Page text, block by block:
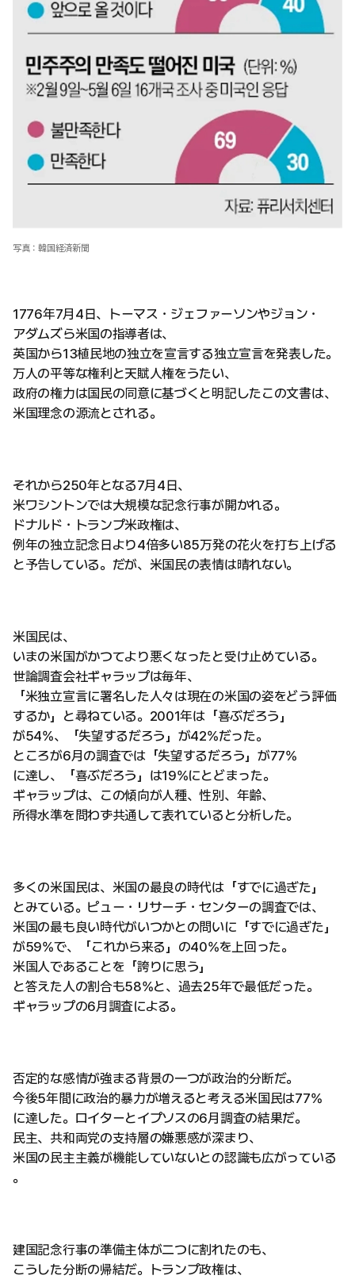
写真：韓国経済新聞
1776年7月4日、トーマス・ジェファーソンやジョン・
アダムズら米国の指導者は、
英国から13植民地の独立を宣言する独立宣言を発表した。
万人の平等な権利と天賦人権をうたい、
政府の権力は国民の同意に基づくと明記したこの文書は、
米国理念の源流とされる。
それから250年となる7月4日、
米ワシントンでは大規模な記念行事が開かれる。
ドナルド・トランプ米政権は、
例年の独立記念日より4倍多い85万発の花火を打ち上げる
と予告している。だが、米国民の表情は晴れない。
米国民は、
いまの米国がかつてより悪くなったと受け止めている。
世論調査会社ギャラップは毎年、
「米独立宣言に署名した人々は現在の米国の姿をどう評価
するか」と尋ねている。2001年は「喜ぶだろう」
が54%、「失望するだろう」が42%だった。
ところが6月の調査では「失望するだろう」が77%
に達し、「喜ぶだろう」は19%にとどまった。
ギャラップは、この傾向が人種、性別、年齢、
所得水準を問わず共通して表れていると分析した。
多くの米国民は、米国の最良の時代は「すでに過ぎた」
とみている。ピュー・リサーチ・センターの調査では、
米国の最も良い時代がいつかとの問いに「すでに過ぎた」
が59%で、「これから来る」の40%を上回った。
米国人であることを「誇りに思う」
と答えた人の割合も58%と、過去25年で最低だった。
ギャラップの6月調査による。
否定的な感情が強まる背景の一つが政治的分断だ。
今後5年間に政治的暴力が増えると考える米国民は77%
に達した。ロイターとイプソスの6月調査の結果だ。
民主、共和両党の支持層の嫌悪感が深まり、
米国の民主主義が機能していないとの認識も広がっている
。
建国記念行事の準備主体が二つに割れたのも、
こうした分断の帰結だ。トランプ政権は、